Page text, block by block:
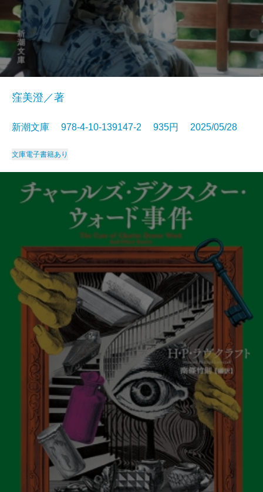
窪美澄／著
新潮文庫 978-4-10-139147-2 935円 2025/05/28
文庫電子書籍あり